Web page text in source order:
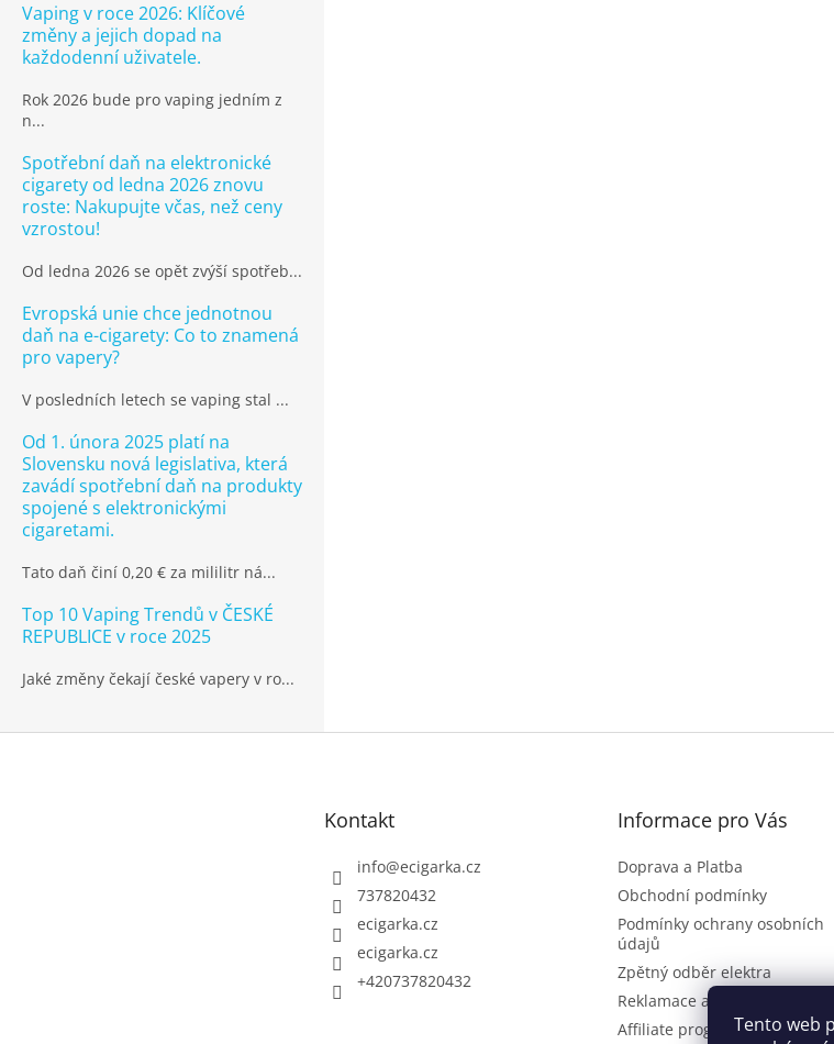
Tento web
Vaping v roce 2026: Klíčové
změny a jejich dopad na
každodenní uživatele.
Rok 2026 bude pro vaping jedním z
n...
Spotřební daň na elektronické
cigarety od ledna 2026 znovu
roste: Nakupujte včas, než ceny
vzrostou!
Od ledna 2026 se opět zvýší spotřeb...
Evropská unie chce jednotnou
daň na e-cigarety: Co to znamená
pro vapery?
V posledních letech se vaping stal ...
Od 1. února 2025 platí na
Slovensku nová legislativa, která
zavádí spotřební daň na produkty
spojené s elektronickými
cigaretami.
Tato daň činí 0,20 € za mililitr ná...
Top 10 Vaping Trendů v ČESKÉ
REPUBLICE v roce 2025
Jaké změny čekají české vapery v ro...
Kontakt
info@ecigarka.cz
737820432
ecigarka.cz
ecigarka.cz
+420737820432
Informace pro Vás
Doprava a Platba
Obchodní podmínky
Podmínky ochrany osobních
údajů
Zpětný odběr elektra
Reklamace a vrácení zboží
Affiliate program